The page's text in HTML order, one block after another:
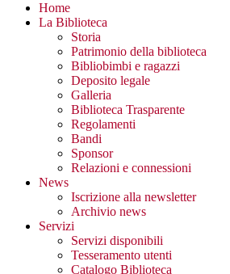
Home
La Biblioteca
Storia
Patrimonio della biblioteca
Bibliobimbi e ragazzi
Deposito legale
Galleria
Biblioteca Trasparente
Regolamenti
Bandi
Sponsor
Relazioni e connessioni
News
Iscrizione alla newsletter
Archivio news
Servizi
Servizi disponibili
Tesseramento utenti
Catalogo Biblioteca